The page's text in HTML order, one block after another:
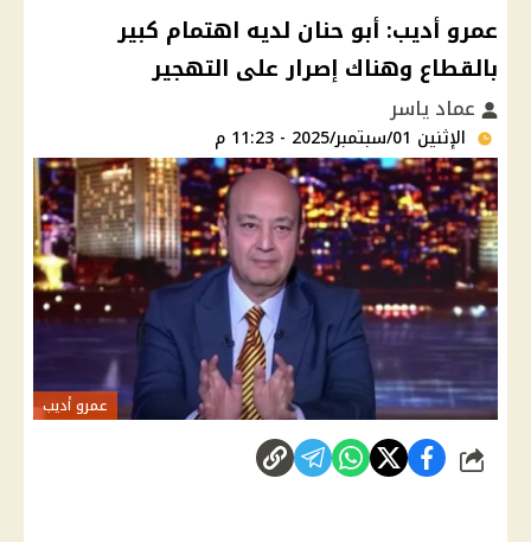
عمرو أديب: أبو حنان لديه اهتمام كبير
بالقطاع وهناك إصرار على التهجير
عماد ياسر
الإثنين 01/سبتمبر/2025 - 11:23 م
عمرو أديب
شارك